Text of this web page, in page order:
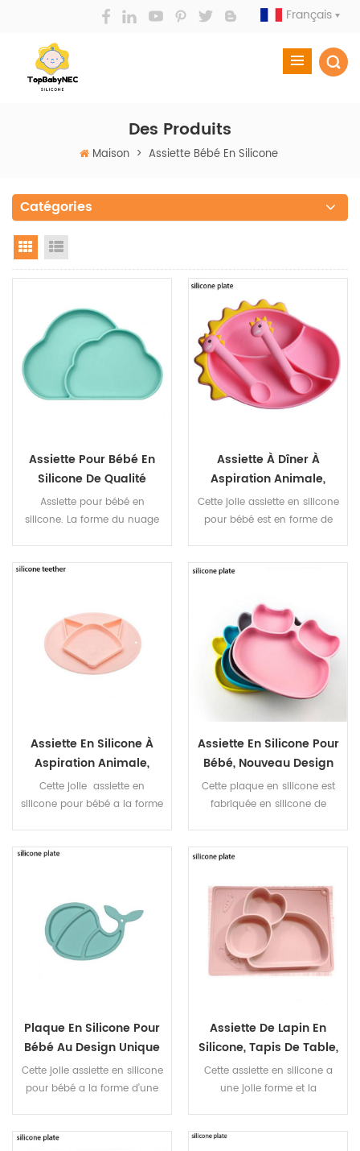
Français
Des Produits
Maison > Assiette Bébé En Silicone
Catégories
Grid View
Assiette Pour Bébé En
Silicone De Qualité
Alimentaire Sans BPA,
Résistante Aux Hautes
Assiette pour bébé en
silicone. La forme du nuage
qualité alimentaire et sans
Assiette À Dîner À
Aspiration Animale,
Assiette En Silicone De
Dessin Animé De
Cette jolie assiette en silicone
pour bébé est en forme de
Assiette En Silicone À
Aspiration Animale,
Nouveau Design,
Assiette Pour Bébé En
Cette jolie assiette en
silicone pour bébé a la forme
le bébé et la matière douce
Assiette En Silicone Pour
Bébé, Nouveau Design
D'aspiration D'animaux,
Crabe Mignon
Cette plaque en silicone est
fabriquée en silicone de
l'environnement. Les parents
bébé peut l'utiliser
Plaque En Silicone Pour
Bébé Au Design Unique
Et Stable
Cette jolie assiette en silicone
pour bébé a la forme d'une
apprécié des bébés
Assiette De Lapin En
Silicone, Tapis De Table,
Assiette En Silicone De
Qualité Alimentaire
Cette assiette en silicone a
une jolie forme et la
l'utilisation par les bébés